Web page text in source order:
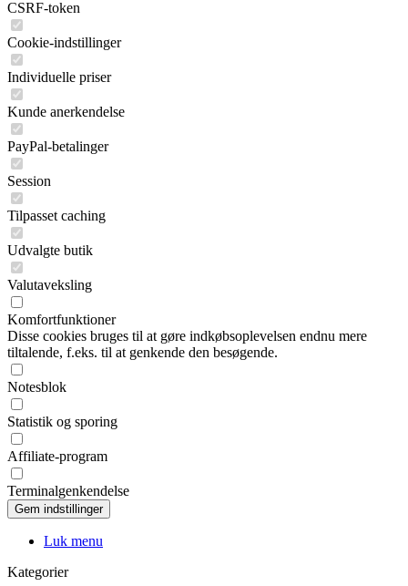
CSRF-token
Cookie-indstillinger
Individuelle priser
Kunde anerkendelse
PayPal-betalinger
Session
Tilpasset caching
Udvalgte butik
Valutaveksling
Komfortfunktioner
Disse cookies bruges til at gøre indkøbsoplevelsen endnu mere
tiltalende, f.eks. til at genkende den besøgende.
Notesblok
Statistik og sporing
Affiliate-program
Terminalgenkendelse
Luk menu
Kategorier